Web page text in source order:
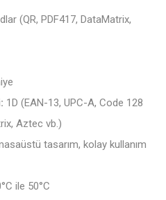
(QR, PDF417, DataMatrix,
1D (EAN-13, UPC-A, Code 128
Aztec vb.)
tasarım, kolay kullanım
ile 50°C